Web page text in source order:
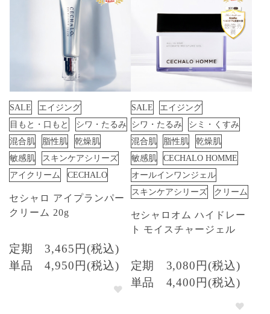
SALE
エイジング
目もと・口もと
シワ・たるみ
混合肌
脂性肌
乾燥肌
敏感肌
スキンケアシリーズ
アイクリーム
CECHALO
セシャロ アイプランパー
クリーム 20g
定期
3,465円(税込)
単品
4,950円(税込)
SALE
エイジング
シワ・たるみ
シミ・くすみ
混合肌
脂性肌
乾燥肌
敏感肌
CECHALO HOMME
オールインワンジェル
スキンケアシリーズ
クリーム
セシャロオム ハイドレー
ト モイスチャージェル
定期
3,080円(税込)
単品
4,400円(税込)